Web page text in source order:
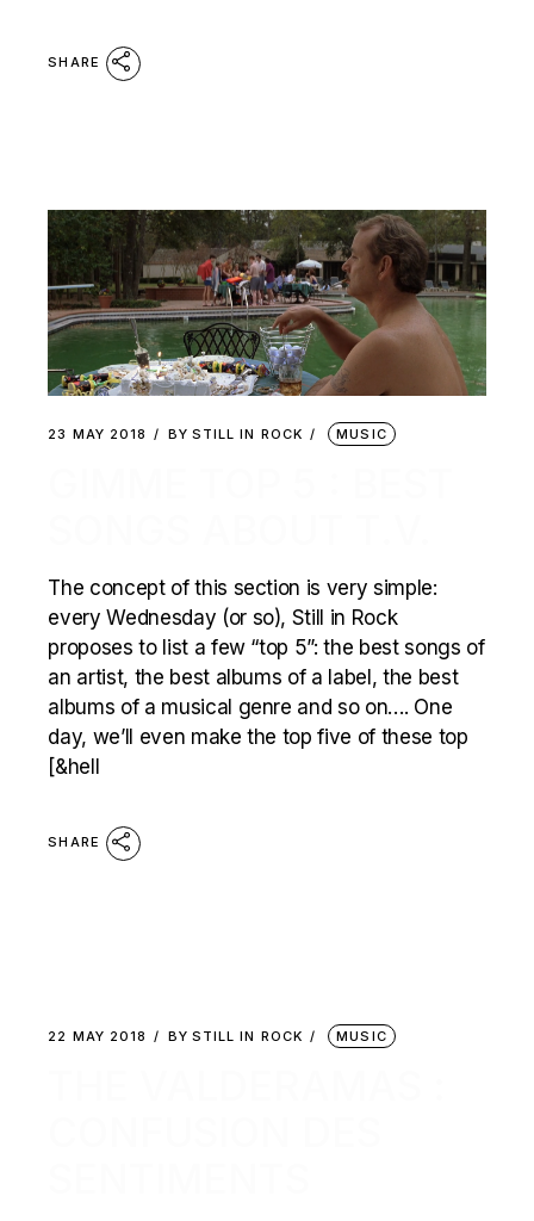
SHARE
23 MAY 2018 BY STILL IN ROCK MUSIC
The concept of this section is very simple:
every Wednesday (or so), Still in Rock
proposes to list a few “top 5”: the best songs of
an artist, the best albums of a label, the best
albums of a musical genre and so on…. One
day, we’ll even make the top five of these top
[&hell
SHARE
22 MAY 2018 BY STILL IN ROCK MUSIC